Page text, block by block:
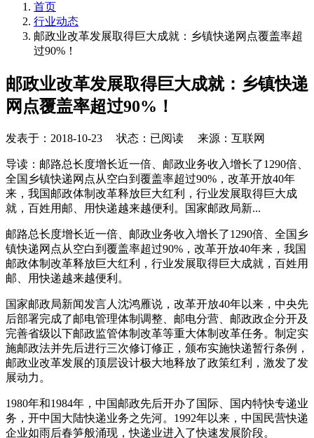
首页
行业动态
邮政业改革发展取得巨大成就：乡镇快递网点覆盖率超
过90%！
邮政业改革发展取得巨大成就：乡镇快递
网点覆盖率超过90%！
发表于： 2018-10-23 状态：已阅读 来源：互联网
导读：邮路总长度增长近一倍、邮政业务收入增长了1290倍、
全国乡镇快递网点从空白到覆盖率超过90%，改革开放40年
来，我国邮政体制改革释放巨大红利，行业发展取得巨大成
就，百姓用邮、用快递越来越便利。国家邮政局新...
邮路总长度增长近一倍、邮政业务收入增长了1290倍、全国乡
镇快递网点从空白到覆盖率超过90%，改革开放40年来，我国
邮政体制改革释放巨大红利，行业发展取得巨大成就，百姓用
邮、用快递越来越便利。
国家邮政局新闻发言人沈鸿雁说，改革开放40年以来，中央先
后部署完成了邮电管理体制调整、邮电分营、邮政政企分开及
完善省级以下邮政监管体制改革等重大体制改革任务。制定实
施邮政法并先后进行三次修订修正，颁布实施快递暂行条例，
邮政业改革发展的顶层设计极大地释放了政策红利，激发了发
展动力。
1980年和1984年，中国邮政先后开办了国际、国内特快专递业
务，开中国大陆快递业务之先河。1992年以来，中国民营快递
企业如雨后春笋般涌现，快递业进入了快速发展阶段。